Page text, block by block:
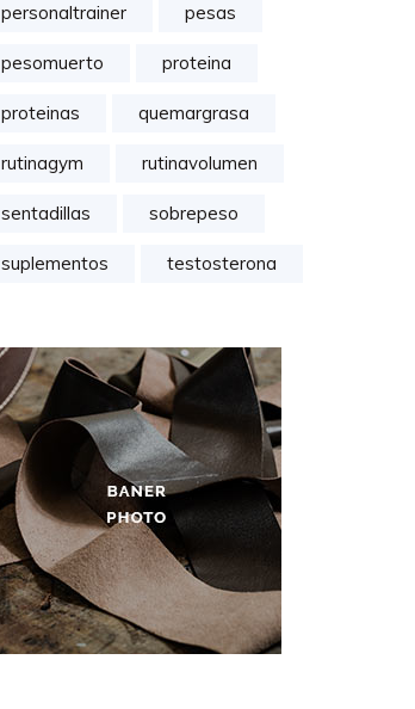
personaltrainer pesas
pesomuerto proteina
proteinas quemargrasa
rutinagym rutinavolumen
sentadillas sobrepeso
suplementos testosterona